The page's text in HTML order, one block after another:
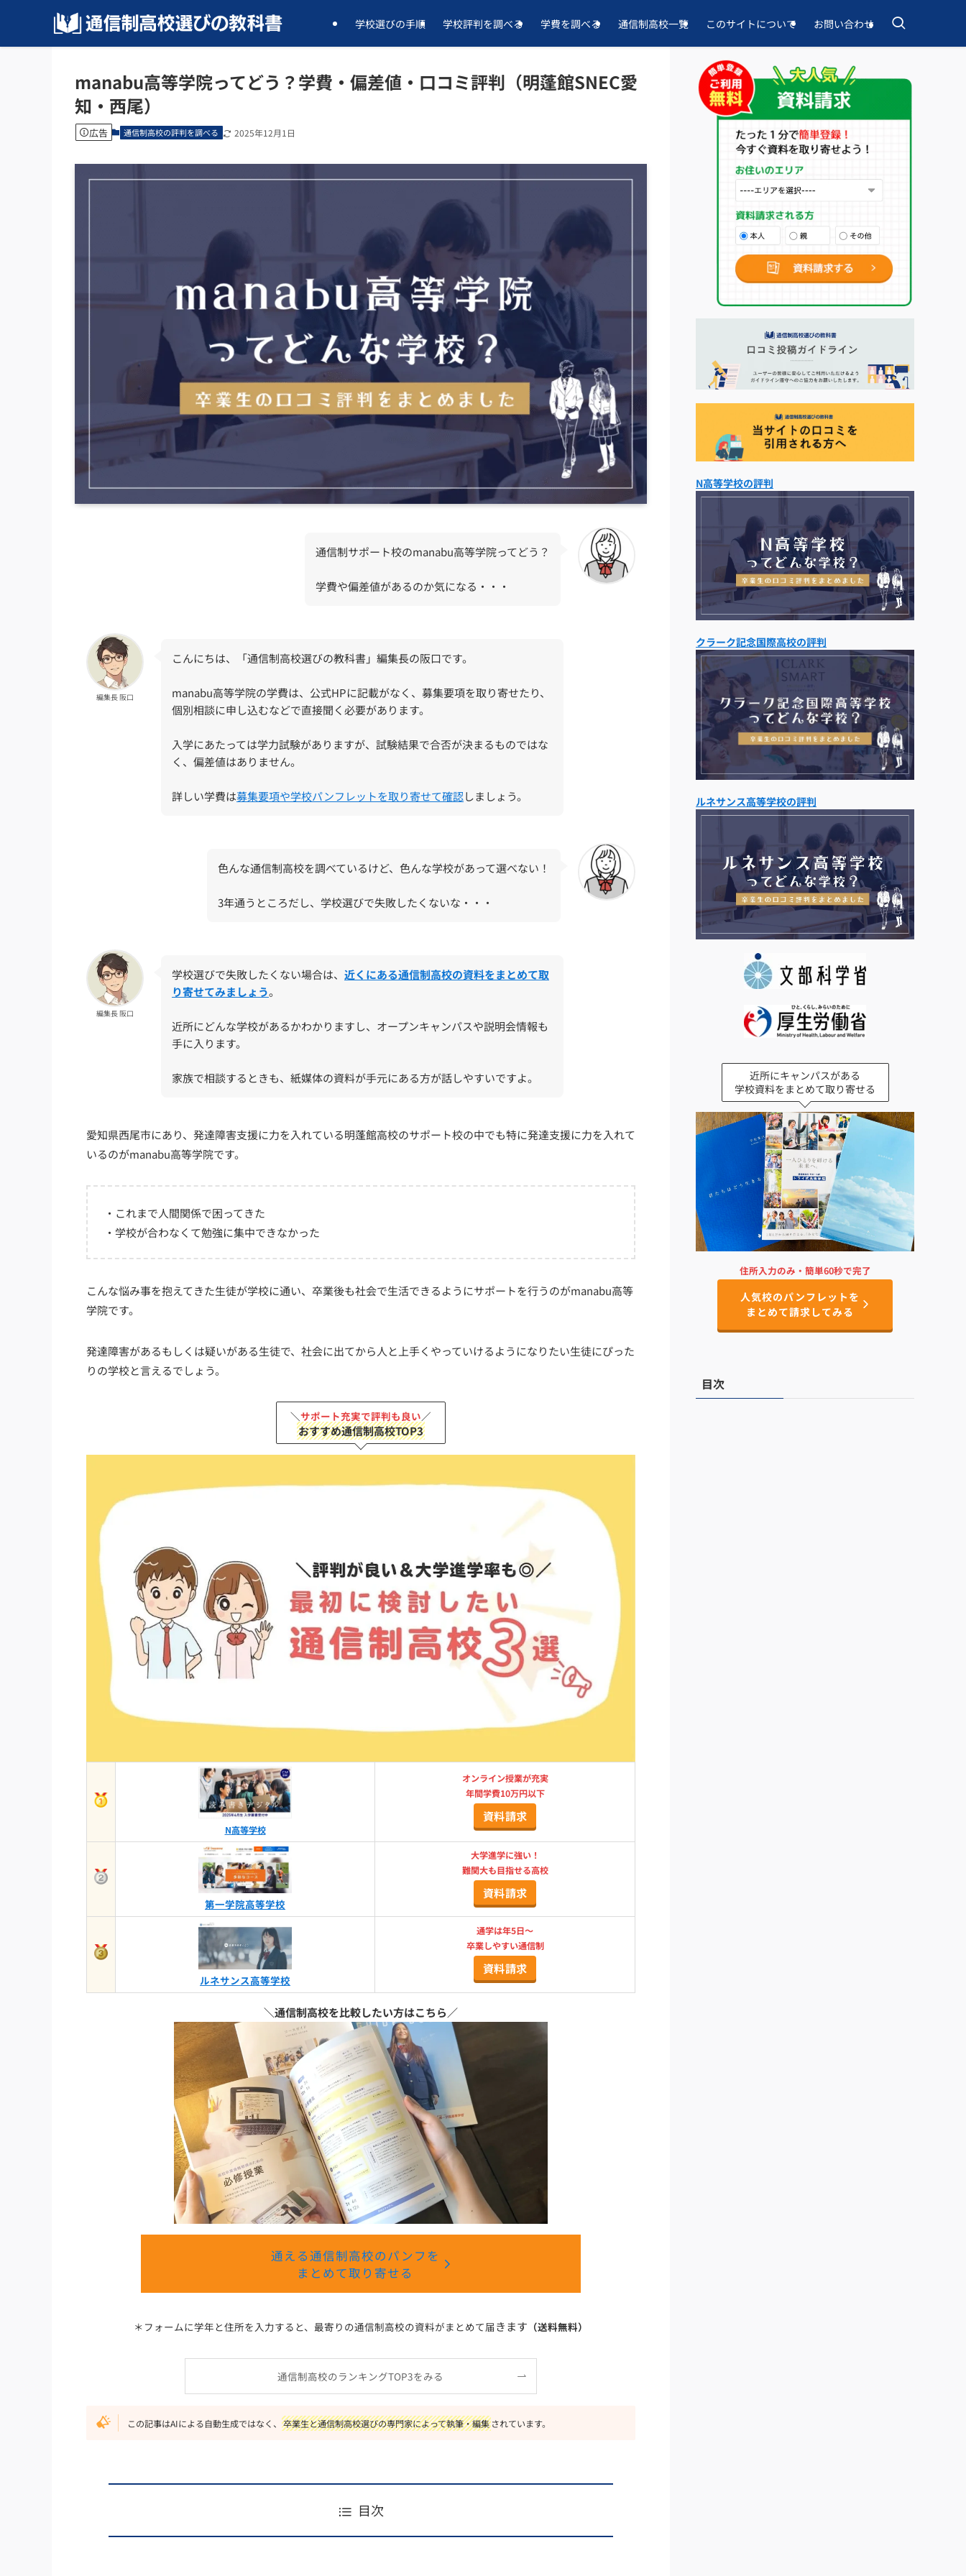
学校選びの手順 学校評判を調べる 学費を調べる 通信制高校一覧 このサイトについて お問い合わせ
manabu高等学院ってどう？学費・偏差値・口コミ評判（明蓬館SNEC愛
知・西尾）
広告 通信制高校の評判を調べる 2025年12月1日
通信制サポート校のmanabu高等学院ってどう？
学費や偏差値があるのか気になる・・・
編集長 阪口
こんにちは、「通信制高校選びの教科書」編集長の阪口です。
manabu高等学院の学費は、公式HPに記載がなく、募集要項を取り寄せたり、
個別相談に申し込むなどで直接聞く必要があります。
入学にあたっては学力試験がありますが、試験結果で合否が決まるものではな
く、偏差値はありません。
詳しい学費は募集要項や学校パンフレットを取り寄せて確認しましょう。
色んな通信制高校を調べているけど、色んな学校があって選べない！
3年通うところだし、学校選びで失敗したくないな・・・
編集長 阪口
学校選びで失敗したくない場合は、 近くにある通信制高校の資料をまとめて取
り寄せてみましょう。
近所にどんな学校があるかわかりますし、オープンキャンパスや説明会情報も
手に入ります。
家族で相談するときも、紙媒体の資料が手元にある方が話しやすいですよ。
愛知県西尾市にあり、発達障害支援に力を入れている明蓬館高校のサポート校の中でも特に発達支援に力を入れて
いるのがmanabu高等学院です。
・これまで人間関係で困ってきた
・学校が合わなくて勉強に集中できなかった
こんな悩み事を抱えてきた生徒が学校に通い、卒業後も社会で生活できるようにサポートを行うのがmanabu高等
学院です。
発達障害があるもしくは疑いがある生徒で、社会に出てから人と上手くやっていけるようになりたい生徒にぴった
りの学校と言えるでしょう。
＼サポート充実で評判も良い／
おすすめ通信制高校TOP3
N高等学校
オンライン授業が充実
年間学費10万円以下
資料請求
第一学院高等学校
大学進学に強い！
難関大も目指せる高校
資料請求
ルネサンス高等学校
通学は年5日〜
卒業しやすい通信制
資料請求
＼通信制高校を比較したい方はこちら／
通える通信制高校のパンフを
まとめて取り寄せる
＊フォームに学年と住所を入力すると、最寄りの通信制高校の資料がまとめて届 きます （送料無料）
通信制高校のランキングTOP3をみる
この記事はAIによる自動生成ではなく、卒業生と通信制高校選びの専門家によって執筆・編集 されています。
目次
N高等学校の評判
クラーク記念国際高校の評判
ルネサンス高等学校の評判
近所にキャンパスがある
学校資料をまとめて取り寄せる
住所入力のみ・簡単60秒で完了
人気校のパンフレットを
まとめて請求してみる
目次